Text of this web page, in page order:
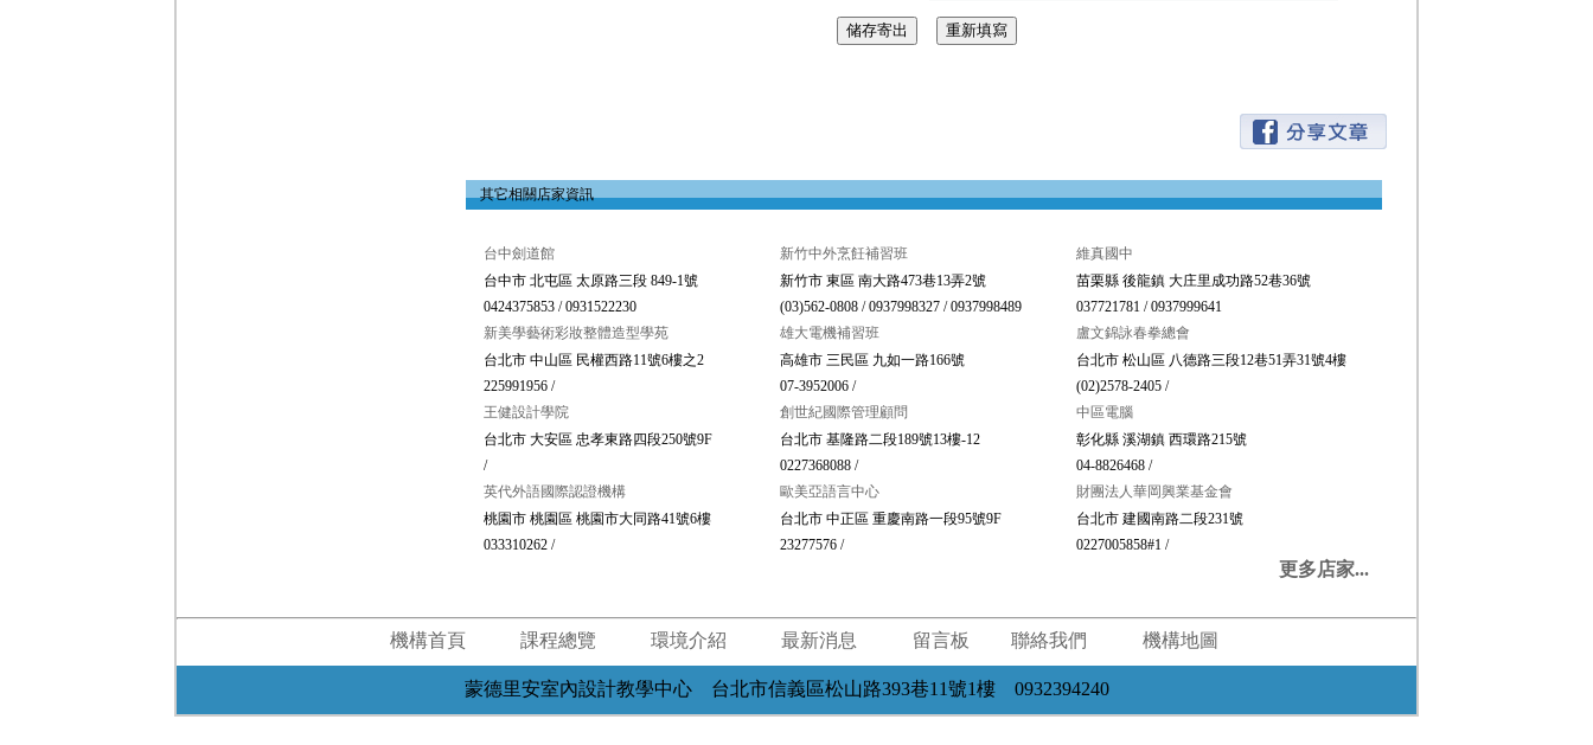
其它相關店家資訊
台中劍道館
台中市 北屯區 太原路三段 849-1號
0424375853 / 0931522230
新竹中外烹飪補習班
新竹市 東區 南大路473巷13弄2號
(03)562-0808 / 0937998327 / 0937998489
維真國中
苗栗縣 後龍鎮 大庄里成功路52巷36號
037721781 / 0937999641
新美學藝術彩妝整體造型學苑
台北市 中山區 民權西路11號6樓之2
225991956 /
雄大電機補習班
高雄市 三民區 九如一路166號
07-3952006 /
盧文錦詠春拳總會
台北市 松山區 八德路三段12巷51弄31號4樓
(02)2578-2405 /
王健設計學院
台北市 大安區 忠孝東路四段250號9F
/
創世紀國際管理顧問
台北市 基隆路二段189號13樓-12
0227368088 /
中區電腦
彰化縣 溪湖鎮 西環路215號
04-8826468 /
英代外語國際認證機構
桃園市 桃園區 桃園市大同路41號6樓
033310262 /
歐美亞語言中心
台北市 中正區 重慶南路一段95號9F
23277576 /
財團法人華岡興業基金會
台北市 建國南路二段231號
0227005858#1 /
更多店家...
機構首頁 課程總覽 環境介紹 最新消息 留言板 聯絡我們 機構地圖
蒙德里安室內設計教學中心 台北市信義區松山路393巷11號1樓 0932394240